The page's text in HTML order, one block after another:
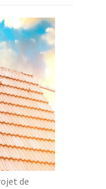
de